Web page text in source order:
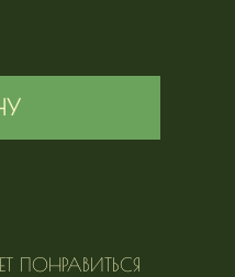
ПОНРАВИТЬСЯ